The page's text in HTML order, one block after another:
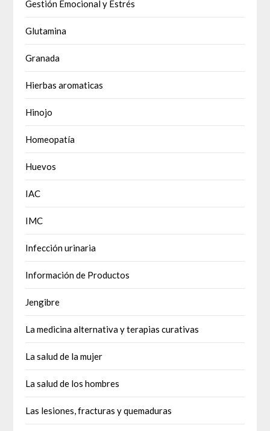
Gestión Emocional y Estrés
Glutamina
Granada
Hierbas aromaticas
Hinojo
Homeopatía
Huevos
IAC
IMC
Infección urinaria
Información de Productos
Jengibre
La medicina alternativa y terapias curativas
La salud de la mujer
La salud de los hombres
Las lesiones, fracturas y quemaduras